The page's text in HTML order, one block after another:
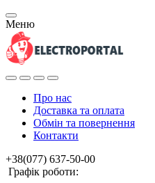
Меню
Про нас
Доставка та оплата
Обмін та повернення
Контакти
+38(077) 637-50-00
Графік роботи: